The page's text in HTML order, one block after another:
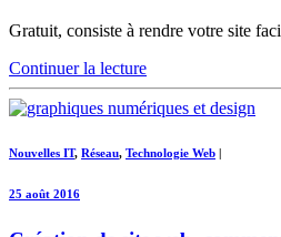
Gratuit, consiste à rendre votre site
Continuer la lecture
Nouvelles IT, Réseau, Technologie Web |
25 août 2016